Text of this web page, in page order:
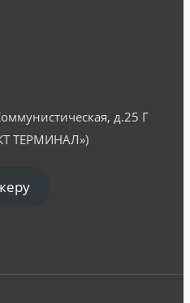
д.25 Г
ТЕРМИНАЛ»)